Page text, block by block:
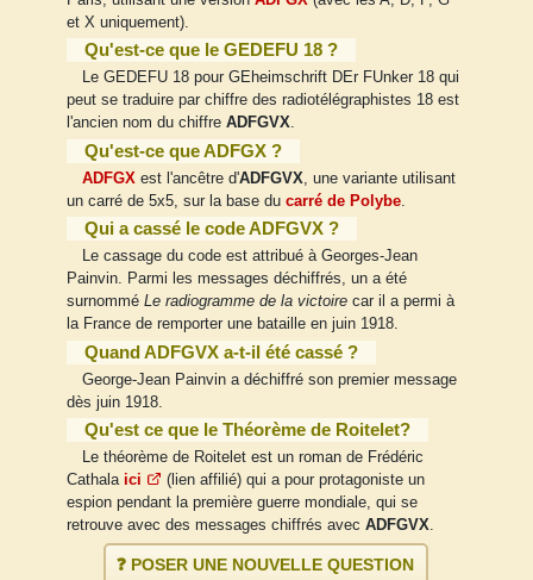
et X uniquement).
Qu'est-ce que le GEDEFU 18 ?
Le GEDEFU 18 pour GEheimschrift DEr FUnker 18 qui
peut se traduire par chiffre des radiotélégraphistes 18 est
l'ancien nom du chiffre ADFGVX.
Qu'est-ce que ADFGX ?
ADFGX est l'ancêtre d'ADFGVX , une variante utilisant
un carré de 5x5, sur la base du carré de Polybe
Qui a cassé le code ADFGVX ?
Le cassage du code est attribué à Georges-Jean
Painvin. Parmi les messages déchiffrés, un a été
surnommé Le radiogramme de la victoire car il a permi à
la France de remporter une bataille en juin 1918.
Quand ADFGVX a-t-il été cassé ?
George-Jean Painvin a déchiffré son premier message
dès juin 1918.
Qu'est ce que le Théorème de Roitelet?
Le théorème de Roitelet est un roman de Frédéric
Cathala ici
(lien affilié) qui a pour protagoniste un
espion pendant la première guerre mondiale, qui se
retrouve avec des messages chiffrés avec ADFGVX.
❓ POSER UNE NOUVELLE QUESTION